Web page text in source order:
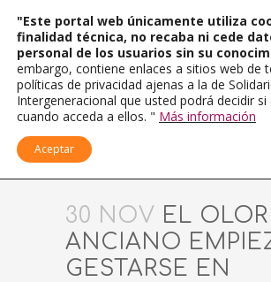
30 NOV EL
ANCIANO
GESTARSE EN
"Este portal web únicamente utiliza
finalidad técnica, no recaba ni cede
personal de los usuarios sin su
embargo, contiene enlaces a sitios web de
políticas de privacidad ajenas a la de
Intergeneracional que usted podrá decidir
cuando acceda a ellos. " Más información
Aceptar